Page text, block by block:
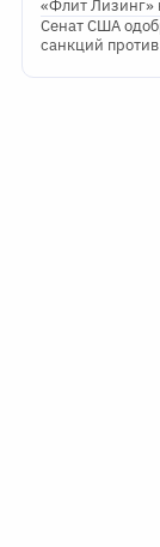
«Флит Лизинг»
Сенат США
санкций